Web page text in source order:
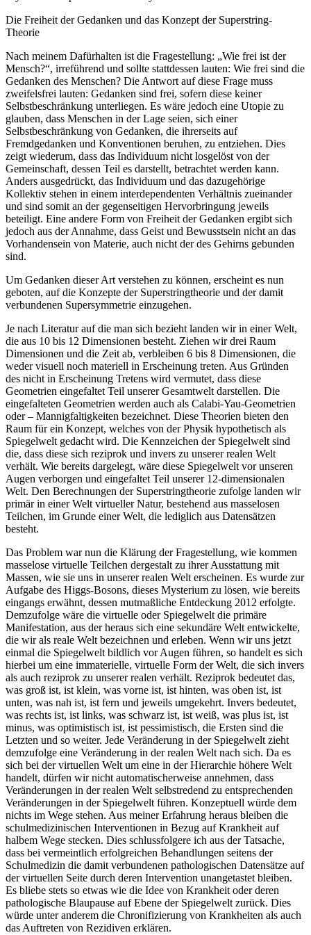
Die Freiheit der Gedanken und das Konzept der Superstring-
Theorie
Nach meinem Dafürhalten ist die Fragestellung: „Wie frei ist der
Mensch?“, irreführend und sollte stattdessen lauten: Wie frei sind die
Gedanken des Menschen? Die Antwort auf diese Frage muss
zweifelsfrei lauten: Gedanken sind frei, sofern diese keiner
Selbstbeschränkung unterliegen. Es wäre jedoch eine Utopie zu
glauben, dass Menschen in der Lage seien, sich einer
Selbstbeschränkung von Gedanken, die ihrerseits auf
Fremdgedanken und Konventionen beruhen, zu entziehen. Dies
zeigt wiederum, dass das Individuum nicht losgelöst von der
Gemeinschaft, dessen Teil es darstellt, betrachtet werden kann.
Anders ausgedrückt, das Individuum und das dazugehörige
Kollektiv stehen in einem interdependenten Verhältnis zueinander
und sind somit an der gegenseitigen Hervorbringung jeweils
beteiligt. Eine andere Form von Freiheit der Gedanken ergibt sich
jedoch aus der Annahme, dass Geist und Bewusstsein nicht an das
Vorhandensein von Materie, auch nicht der des Gehirns gebunden
sind.
Um Gedanken dieser Art verstehen zu können, erscheint es nun
geboten, auf die Konzepte der Superstringtheorie und der damit
verbundenen Supersymmetrie einzugehen.
Je nach Literatur auf die man sich bezieht landen wir in einer Welt,
die aus 10 bis 12 Dimensionen besteht. Ziehen wir drei Raum
Dimensionen und die Zeit ab, verbleiben 6 bis 8 Dimensionen, die
weder visuell noch materiell in Erscheinung treten. Aus Gründen
des nicht in Erscheinung Tretens wird vermutet, dass diese
Geometrien eingefaltet Teil unserer Gesamtwelt darstellen. Die
eingefalteten Geometrien werden auch als Calabi-Yau-Geometrien
oder – Mannigfaltigkeiten bezeichnet. Diese Theorien bieten den
Raum für ein Konzept, welches von der Physik hypothetisch als
Spiegelwelt gedacht wird. Die Kennzeichen der Spiegelwelt sind
die, dass diese sich reziprok und invers zu unserer realen Welt
verhält. Wie bereits dargelegt, wäre diese Spiegelwelt vor unseren
Augen verborgen und eingefaltet Teil unserer 12-dimensionalen
Welt. Den Berechnungen der Superstringtheorie zufolge landen wir
primär in einer Welt virtueller Natur, bestehend aus masselosen
Teilchen, im Grunde einer Welt, die lediglich aus Datensätzen
besteht.
Das Problem war nun die Klärung der Fragestellung, wie kommen
masselose virtuelle Teilchen dergestalt zu ihrer Ausstattung mit
Massen, wie sie uns in unserer realen Welt erscheinen. Es wurde zur
Aufgabe des Higgs-Bosons, dieses Mysterium zu lösen, wie bereits
eingangs erwähnt, dessen mutmaßliche Entdeckung 2012 erfolgte.
Demzufolge wäre die virtuelle oder Spiegelwelt die primäre
Manifestation, aus der heraus sich eine sekundäre Welt entwickelte,
die wir als reale Welt bezeichnen und erleben. Wenn wir uns jetzt
einmal die Spiegelwelt bildlich vor Augen führen, so handelt es sich
hierbei um eine immaterielle, virtuelle Form der Welt, die sich invers
als auch reziprok zu unserer realen verhält. Reziprok bedeutet das,
was groß ist, ist klein, was vorne ist, ist hinten, was oben ist, ist
unten, was nah ist, ist fern und jeweils umgekehrt. Invers bedeutet,
was rechts ist, ist links, was schwarz ist, ist weiß, was plus ist, ist
minus, was optimistisch ist, ist pessimistisch, die Ersten sind die
Letzten und so weiter. Jede Veränderung in der Spiegelwelt zieht
demzufolge eine Veränderung in der realen Welt nach sich. Da es
sich bei der virtuellen Welt um eine in der Hierarchie höhere Welt
handelt, dürfen wir nicht automatischerweise annehmen, dass
Veränderungen in der realen Welt selbstredend zu entsprechenden
Veränderungen in der Spiegelwelt führen. Konzeptuell würde dem
nichts im Wege stehen. Aus meiner Erfahrung heraus bleiben die
schulmedizinischen Interventionen in Bezug auf Krankheit auf
halbem Wege stecken. Dies schlussfolgere ich aus der Tatsache,
dass bei vermeintlich erfolgreichen Behandlungen seitens der
Schulmedizin die damit verbundenen pathologischen Datensätze auf
der virtuellen Seite durch deren Intervention unangetastet bleiben.
Es bliebe stets so etwas wie die Idee von Krankheit oder deren
pathologische Blaupause auf Ebene der Spiegelwelt zurück. Dies
würde unter anderem die Chronifizierung von Krankheiten als auch
das Auftreten von Rezidiven erklären.